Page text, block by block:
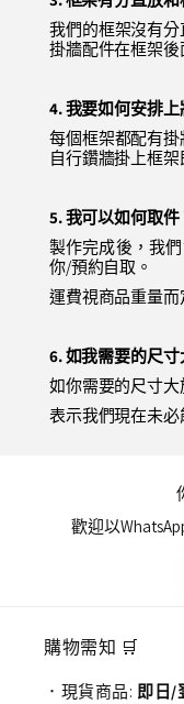
我們的框架沒有
掛牆配件在框架後
4. 我要如何安排上
每個框架都配有
自行鑽牆掛上框架
5. 我可以如何取件
製作完成後，我
你/預約自取。
運費視商品重量
6. 如我需要的尺
如你需要的尺寸
表示我們現在未
歡迎以
購物需知 🛒
．現貨商品: 即日/